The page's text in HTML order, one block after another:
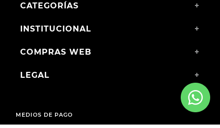
CATEGORÍAS +
INSTITUCIONAL +
COMPRAS WEB +
LEGAL +
MEDIOS DE PAGO